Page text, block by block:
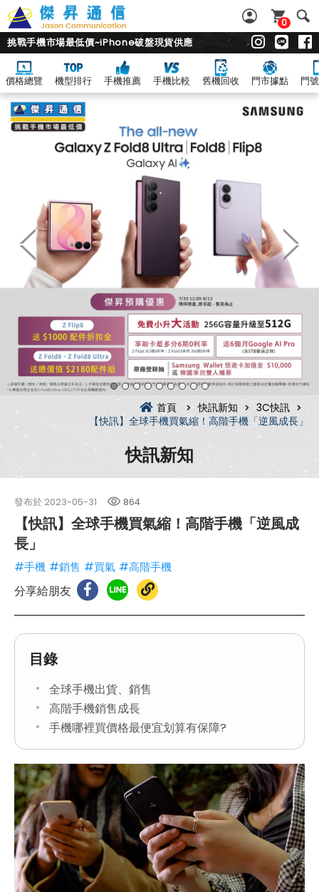
0
挑戰手機市場最低價~iPhone破盤現貨供應
價格總覽 機型排行 手機推薦 手機比較 舊機回收 門市據點 門
首頁 快訊新知
3C快訊
【快訊】全球手機買氣縮！高階手機「逆風成長」
快訊新知
發布於 2023-05-31 864
【快訊】全球手機買氣縮！高階手機「逆風成
長」
#手機 #銷售 #買氣 #高階手機
分享給朋友
目錄
全球手機出貨、銷售
高階手機銷售成長
手機哪裡買價格最便宜划算有保障?